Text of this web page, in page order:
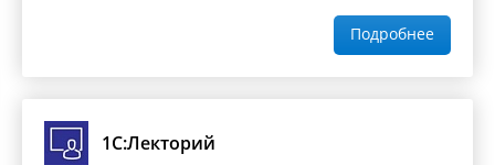
Подробнее
1С:Лекторий